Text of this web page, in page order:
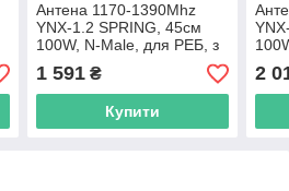
Антена 1170-1390Mhz
YNX-1.2 SPRING, 45см
100W, N-Male, для РЕБ, з
амортизатором,
всеспрямована,
вертикальна поляризація
1 591₴
Купити
2